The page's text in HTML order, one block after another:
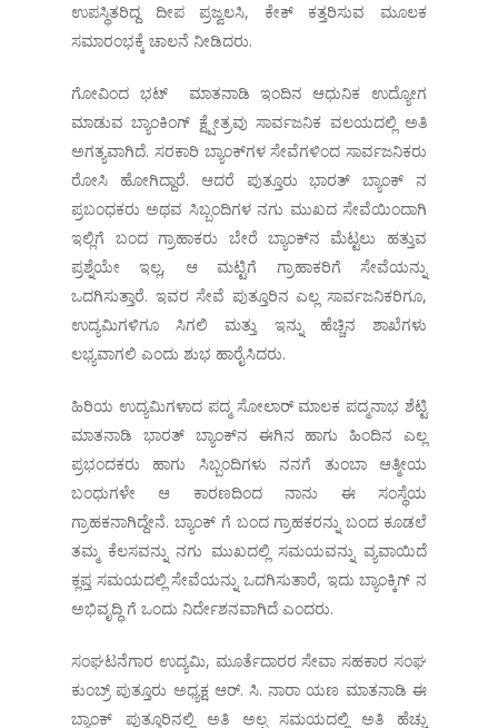
ಉಪಸ್ಥಿತರಿದ್ದ ದೀಪ ಪ್ರಜ್ವಲಸಿ, ಕೇಕ್ ಕತ್ತರಿಸುವ ಮೂಲಕ
ಸಮಾರಂಭಕ್ಕೆ ಚಾಲನೆ ನೀಡಿದರು.
ಗೋವಿಂದ ಭಟ್ ಮಾತನಾಡಿ ಇಂದಿನ ಆಧುನಿಕ ಉದ್ಯೋಗ
ಮಾಡುವ ಬ್ಯಾಂಕಿಂಗ್ ಕ್ಷ್ಷೇತ್ರವು ಸಾರ್ವಜನಿಕ ವಲಯದಲ್ಲಿ ಅತಿ
ಅಗತ್ಯವಾಗಿದೆ. ಸರಕಾರಿ ಬ್ಯಾಂಕ್‌ಗಳ ಸೇವೆಗಳಿಂದ ಸಾರ್ವಜನಿಕರು
ರೋಸಿ ಹೋಗಿದ್ದಾರೆ. ಆದರೆ ಪುತ್ತೂರು ಭಾರತ್ ಬ್ಯಾಂಕ್ ನ
ಪ್ರಬಂಧಕರು ಅಥವ ಸಿಬ್ಬಂದಿಗಳ ನಗು ಮುಖದ ಸೇವೆಯಿಂದಾಗಿ
ಇಲ್ಲಿಗೆ ಬಂದ ಗ್ರಾಹಾಕರು ಬೇರೆ ಬ್ಯಾಂಕ್‌ನ ಮೆಟ್ಟಲು ಹತ್ತುವ
ಪ್ರಶ್ನೆಯೇ ಇಲ್ಲ, ಆ ಮಟ್ಟಿಗೆ ಗ್ರಾಹಾಕರಿಗೆ ಸೇವೆಯನ್ನು
ಒದಗಿಸುತ್ತಾರೆ. ಇವರ ಸೇವೆ ಪುತ್ತೂರಿನ ಎಲ್ಲ ಸಾರ್ವಜನಿಕರಿಗೂ,
ಉದ್ಯಮಿಗಳಿಗೂ ಸಿಗಲಿ ಮತ್ತು ಇನ್ನು ಹೆಚ್ಚಿನ ಶಾಖೆಗಳು
ಲಭ್ಯವಾಗಲಿ ಎಂದು ಶುಭ ಹಾರೈಸಿದರು.
ಹಿರಿಯ ಉದ್ಯಮಿಗಳಾದ ಪದ್ಮ ಸೋಲಾರ್ ಮಾಲಕ ಪದ್ಮನಾಭ ಶೆಟ್ಟಿ
ಮಾತನಾಡಿ ಭಾರತ್ ಬ್ಯಾಂಕ್‌ನ ಈಗಿನ ಹಾಗು ಹಿಂದಿನ ಎಲ್ಲ
ಪ್ರಭಂದಕರು ಹಾಗು ಸಿಬ್ಬಂದಿಗಳು ನನಗೆ ತುಂಬಾ ಆತ್ಮೀಯ
ಬಂಧುಗಳೇ ಆ ಕಾರಣದಿಂದ ನಾನು ಈ ಸಂಸ್ಥೆಯ
ಗ್ರಾಹಕನಾಗಿದ್ದೇನೆ. ಬ್ಯಾಂಕ್ ಗೆ ಬಂದ ಗ್ರಾಹಕರನ್ನು ಬಂದ ಕೂಡಲೆ
ತಮ್ಮ ಕೆಲಸವನ್ನು ನಗು ಮುಖದಲ್ಲಿ ಸಮಯವನ್ನು ವ್ಯವಾಯಿದೆ
ಕ್ಲಪ್ತ ಸಮಯದಲ್ಲಿ ಸೇವೆಯನ್ನು ಒದಗಿಸುತಾರೆ, ಇದು ಬ್ಯಾಂಕ್ಕಿಗ್ ನ
ಅಭಿವೃದ್ಧಿ ಗೆ ಒಂದು ನಿರ್ದೇಶನವಾಗಿದೆ ಎಂದರು.
ಸಂಘಟನೆಗಾರ ಉದ್ಯಮಿ, ಮೂರ್ತೆದಾರರ ಸೇವಾ ಸಹಕಾರ ಸಂಘ
ಕುಂಬ್ರ್ ಪುತ್ತೂರು ಅಧ್ಯಕ್ಷ ಆರ್. ಸಿ. ನಾರಾ ಯಣ ಮಾತನಾಡಿ ಈ
ಬ್ಯಾಂಕ್ ಪುತ್ತೂರಿನಲ್ಲಿ ಅತಿ ಅಲ್ಪ ಸಮಯದಲ್ಲಿ ಅತಿ ಹೆಚ್ಚು